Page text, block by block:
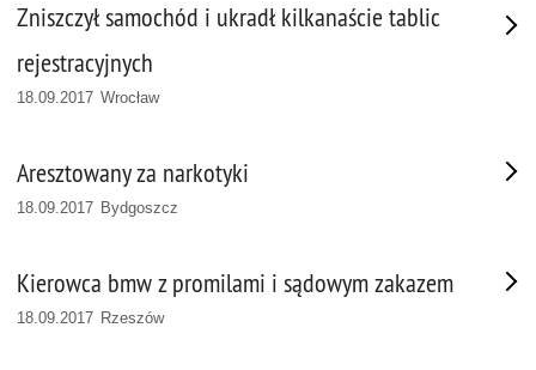
Zniszczył samochód i ukradł kilkanaście tablic
rejestracyjnych
18.09.2017 Wrocław
Aresztowany za narkotyki
18.09.2017 Bydgoszcz
Kierowca bmw z promilami i sądowym zakazem
18.09.2017 Rzeszów